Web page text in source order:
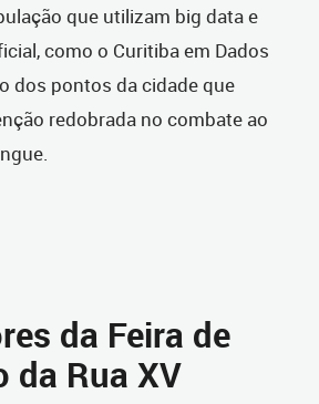
que utilizam big data e
como o Curitiba em Dados
dos pontos da cidade que
redobrada no combate ao
da Feira de
da Rua XV